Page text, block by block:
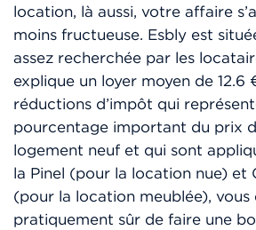
location, là aussi, votre affaire
moins fructueuse. Esbly est
assez recherchée par les
explique un loyer moyen de 12.6
réductions d’impôt qui
pourcentage important du prix
logement neuf et qui sont
la Pinel (pour la location nue) et
(pour la location meublée), vous
pratiquement sûr de faire une